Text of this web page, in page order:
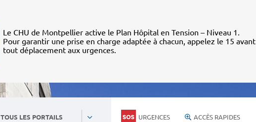
Le CHU de Montpellier active le Plan Hôpital en Tension – Niveau 1.
Pour garantir une prise en charge adaptée à chacun, appelez le 15 avant
tout déplacement aux urgences.
TOUS LES PORTAILS URGENCES ACCÈS RAPIDES